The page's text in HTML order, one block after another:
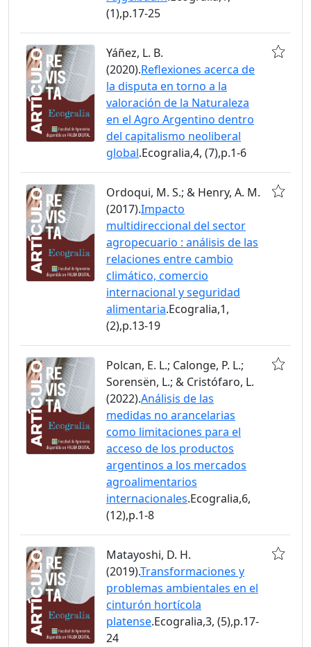
(1),p.17-25
Yáñez, L. B.
(2020).Reflexiones acerca de
la disputa en torno a la
valoración de la Naturaleza
en el Agro Argentino dentro
del capitalismo neoliberal
global.Ecogralia,4, (7),p.1-6
Ordoqui, M. S.; & Henry, A. M.
(2017).Impacto
multidireccional del sector
agropecuario : análisis de las
relaciones entre cambio
climático, comercio
internacional y seguridad
alimentaria.Ecogralia,1,
(2),p.13-19
Polcan, E. L.; Calonge, P. L.;
Sorensën, L.; & Cristófaro, L.
(2022).Análisis de las
medidas no arancelarias
como limitaciones para el
acceso de los productos
argentinos a los mercados
agroalimentarios
internacionales.Ecogralia,6,
(12),p.1-8
Matayoshi, D. H.
(2019).Transformaciones y
problemas ambientales en el
cinturón hortícola
platense.Ecogralia,3, (5),p.17-
24